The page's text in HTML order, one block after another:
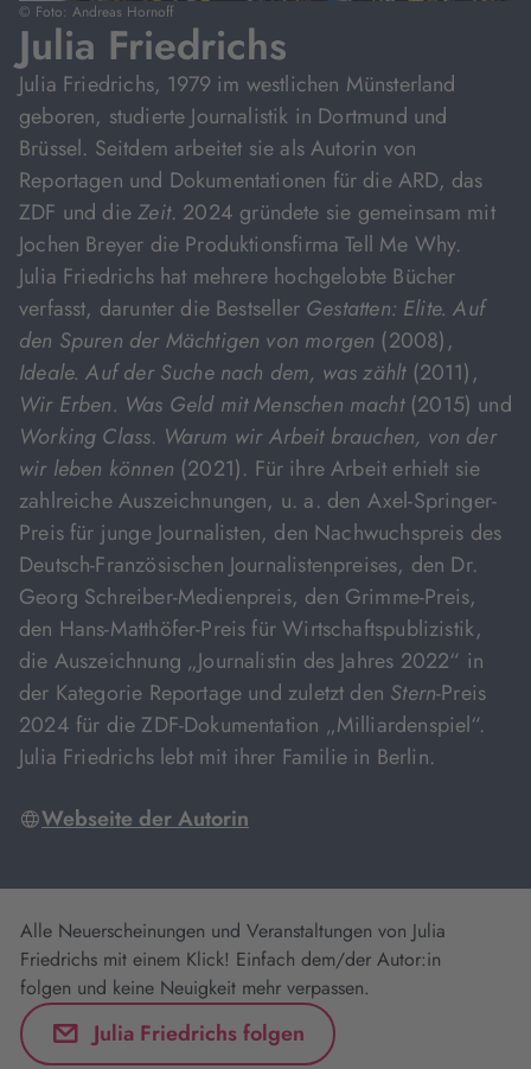
© Foto: Andreas Hornoff
Julia Friedrichs
Julia Friedrichs, 1979 im westlichen Münsterland
geboren, studierte Journalistik in Dortmund und
Brüssel. Seitdem arbeitet sie als Autorin von
Reportagen und Dokumentationen für die ARD, das
ZDF und dieZeit. 2024 gründete sie gemeinsam mit
Jochen Breyer die Produktionsfirma Tell Me Why.
Julia Friedrichs hat mehrere hochgelobte Bücher
verfasst, darunter die Bestseller Gestatten: Elite. Auf
den Spuren der Mächtigen von morgen (2008),
Ideale. Auf der Suche nach dem, was zählt(2011),
Wir Erben. Was Geld mit Menschen macht(2015) und
Working Class. Warum wir Arbeit brauchen, von der
wir leben können (2021). Für ihre Arbeit erhielt sie
zahlreiche Auszeichnungen, u. a. den Axel-Springer-
Preis für junge Journalisten, den Nachwuchspreis des
Deutsch-Französischen Journalistenpreises, den Dr.
Georg Schreiber-Medienpreis, den Grimme-Preis,
den Hans-Matthöfer-Preis für Wirtschaftspublizistik,
die Auszeichnung „Journalistin des Jahres 2022“ in
der Kategorie Reportage und zuletzt den Stern-Preis
2024 für die ZDF-Dokumentation „Milliardenspiel“.
Julia Friedrichs lebt mit ihrer Familie in Berlin.
Webseite der Autorin
Alle Neuerscheinungen und Veranstaltungen von Julia
Friedrichs mit einem Klick! Einfach dem/der Autor:in
folgen und keine Neuigkeit mehr verpassen.
Julia Friedrichs folgen